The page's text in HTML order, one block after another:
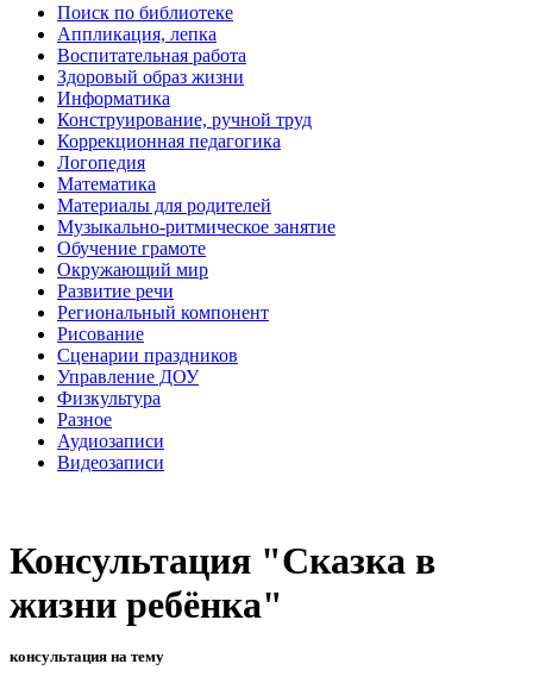
Поиск по библиотеке
Аппликация, лепка
Воспитательная работа
Здоровый образ жизни
Информатика
Конструирование, ручной труд
Коррекционная педагогика
Логопедия
Математика
Материалы для родителей
Музыкально-ритмическое занятие
Обучение грамоте
Окружающий мир
Развитие речи
Региональный компонент
Рисование
Сценарии праздников
Управление ДОУ
Физкультура
Разное
Аудиозаписи
Видеозаписи
Консультация "Сказка в
жизни ребёнка"
консультация на тему